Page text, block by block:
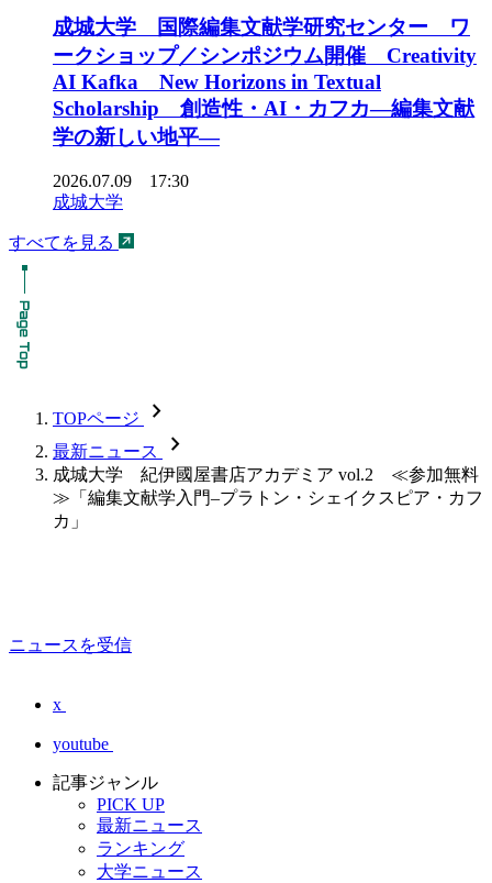
成城大学 国際編集文献学研究センター ワ
ークショップ／シンポジウム開催 Creativity
AI Kafka New Horizons in Textual
Scholarship 創造性・AI・カフカ―編集文献
学の新しい地平―
2026.07.09 17:30
成城大学
すべてを見る
TOPページ chevron_forward
最新ニュース chevron_forward
成城大学 紀伊國屋書店アカデミア vol.2 ≪参加無料
≫「編集文献学入門–プラトン・シェイクスピア・カフ
カ」
ニュースを受信
x
youtube
記事ジャンル
PICK UP
最新ニュース
ランキング
大学ニュース